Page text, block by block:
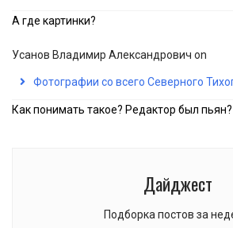
А где картинки?
Усанов Владимир Александрович on
Фотографии со всего Северного
Как понимать такое? Редактор был
Дайджест
Подборка постов за